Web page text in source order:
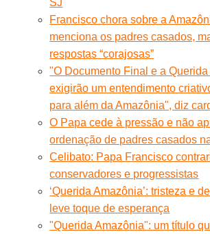
Francisco chora sobre a
menciona os padres casados,
respostas “corajosas”
"O Documento Final e a
exigirão um entendimento
para além da Amazônia", diz
O Papa cede à pressão e não
ordenação de padres casados
Celibato: Papa Francisco
conservadores e progressistas
‘Querida Amazônia’: tristeza e
leve toque de esperança
"Querida Amazônia": um título